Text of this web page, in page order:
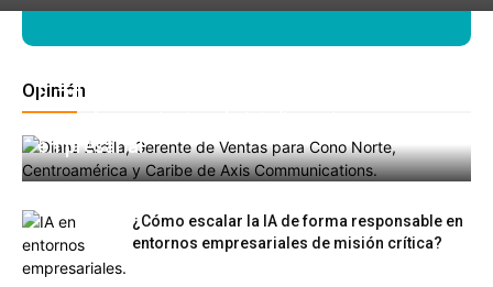
Opinión
El futuro de la videovigilancia: soluciones
como herramientas de inteligencia
empresarial
¿Cómo escalar la IA de forma responsable en
entornos empresariales de misión crítica?